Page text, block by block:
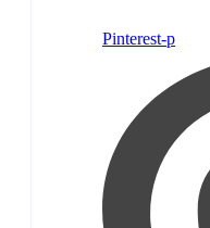
Pinterest-p